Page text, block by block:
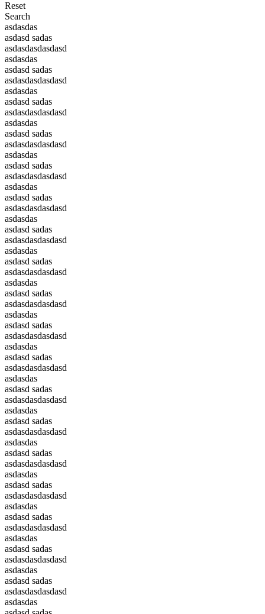
Reset
Search
asdasdas
asdasd sadas
asdasdasdasdasd
asdasdas
asdasd sadas
asdasdasdasdasd
asdasdas
asdasd sadas
asdasdasdasdasd
asdasdas
asdasd sadas
asdasdasdasdasd
asdasdas
asdasd sadas
asdasdasdasdasd
asdasdas
asdasd sadas
asdasdasdasdasd
asdasdas
asdasd sadas
asdasdasdasdasd
asdasdas
asdasd sadas
asdasdasdasdasd
asdasdas
asdasd sadas
asdasdasdasdasd
asdasdas
asdasd sadas
asdasdasdasdasd
asdasdas
asdasd sadas
asdasdasdasdasd
asdasdas
asdasd sadas
asdasdasdasdasd
asdasdas
asdasd sadas
asdasdasdasdasd
asdasdas
asdasd sadas
asdasdasdasdasd
asdasdas
asdasd sadas
asdasdasdasdasd
asdasdas
asdasd sadas
asdasdasdasdasd
asdasdas
asdasd sadas
asdasdasdasdasd
asdasdas
asdasd sadas
asdasdasdasdasd
asdasdas